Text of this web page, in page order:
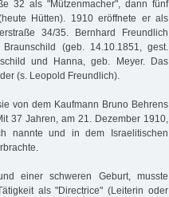
32 als "Mützenmacher", dann fünf
Hütten). 1910 eröffnete er als
34/35. Bernhard Freundlich
(geb. 14.10.1851, gest.
und Hanna, geb. Meyer. Das
(s. Leopold Freundlich).
von dem Kaufmann Bruno Behrens
37 Jahren, am 21. Dezember 1910,
nannte und in dem Israelitischen
einer schweren Geburt, musste
als "Directrice" (Leiterin oder